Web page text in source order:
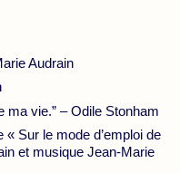
Audrain
ma vie.” – Odile Stonham
Sur le mode d’emploi de
et musique Jean-Marie